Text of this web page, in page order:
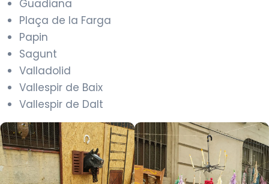
Guadiana
Plaça de la Farga
Papin
Sagunt
Valladolid
Vallespir de Baix
Vallespir de Dalt